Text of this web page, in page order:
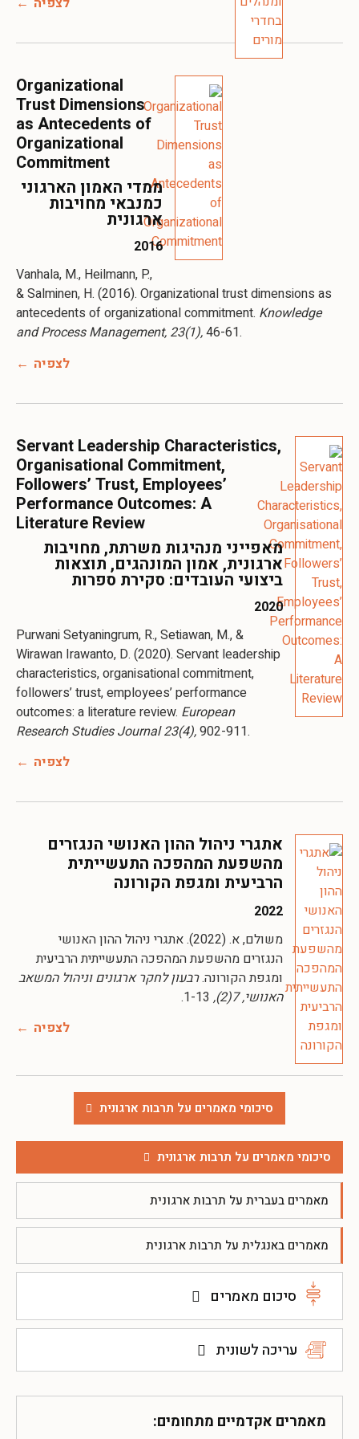
סיכומי מאמרים על תרבות ארגונית
מאמרים בעברית על תרבות ארגונית
מאמרים באנגלית על תרבות ארגונית
סיכום מאמרים
עריכה לשונית
מאמרים אקדמיים מתחומים:
Organizational
Trust Dimensions
as Antecedents of
Organizational
Commitment
ממדי האמון הארגוני
כמנבאי מחויבות
ארגונית
2016
Vanhala, M., Heilmann, P.,
& Salminen, H. (2016). Organizational trust dimensions as
antecedents of organizational commitment. Knowledge
and Process Management, 23(1),46-61.
לצפיה
Servant Leadership Characteristics,
Organisational Commitment,
Followers’ Trust, Employees’
Performance Outcomes: A
Literature Review
מאפייני מנהיגות משרתת, מחויבות
ארגונית, אמון המונהגים, תוצאות
ביצועי העובדים: סקירת ספרות
2020
Purwani Setyaningrum, R., Setiawan, M., &
Wirawan Irawanto, D. (2020). Servant leadership
characteristics, organisational commitment,
followers’ trust, employees’ performance
outcomes: a literature review. European
Research Studies Journal 23(4),902-911.
לצפיה
אתגרי ניהול ההון האנושי הנגזרים
מהשפעת המהפכה התעשייתית
הרביעית ומגפת הקורונה
2022
משולם, א. (2022). אתגרי ניהול ההון האנושי
הנגזרים מהשפעת המהפכה התעשייתית הרביעית
ומגפת הקורונה.רבעון לחקר ארגונים וניהול המשאב
האנושי, 7(2),
לצפיה
סיכומי מאמרים על תרבות ארגונית